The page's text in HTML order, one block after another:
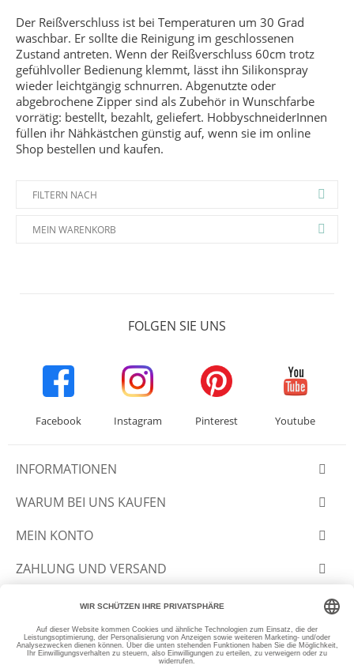
Der Reißverschluss ist bei Temperaturen um 30 Grad
waschbar. Er sollte die Reinigung im geschlossenen
Zustand antreten. Wenn der Reißverschluss 60cm trotz
gefühlvoller Bedienung klemmt, lässt ihn Silikonspray
wieder leichtgängig schnurren. Abgenutzte oder
abgebrochene Zipper sind als Zubehör in Wunschfarbe
vorrätig: bestellt, bezahlt, geliefert. HobbyschneiderInnen
füllen ihr Nähkästchen günstig auf, wenn sie im online
Shop bestellen und kaufen.
FILTERN NACH
MEIN WARENKORB
FOLGEN SIE UNS
Facebook Instagram Pinterest Youtube
INFORMATIONEN
WARUM BEI UNS KAUFEN
MEIN KONTO
ZAHLUNG UND VERSAND